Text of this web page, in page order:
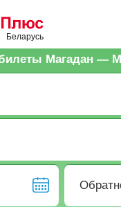
Магадан —